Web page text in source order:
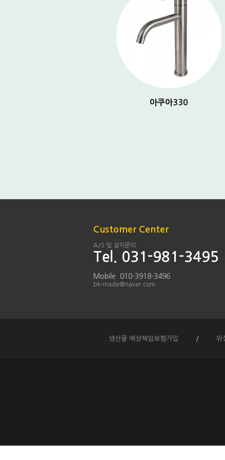
아쿠아330
Customer Center
A/S 및 설치문의
Tel. 031-981-3495
Mobile. 010-3918-3496
bk-made@naver.com
생산물 배상책임보험가입 / 위